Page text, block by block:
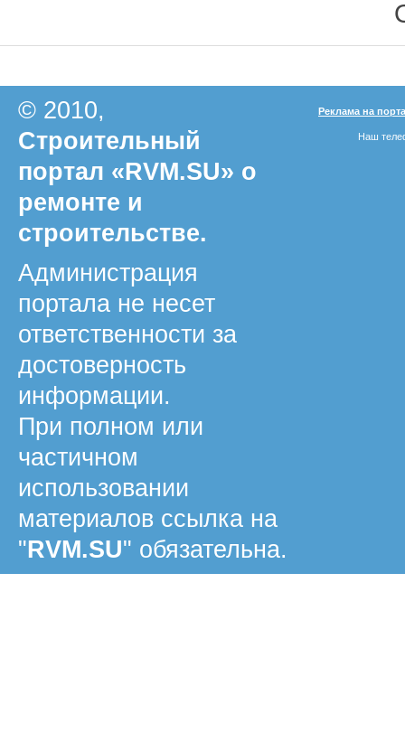
© 2010,
Строительный
портал «RVM.SU» о
ремонте и
строительстве.
Администрация
портала не несет
ответственности за
достоверность
информации.
При полном или
частичном
использовании
материалов ссылка на
"RVM.SU" обязательна.
Реклама на
Наш